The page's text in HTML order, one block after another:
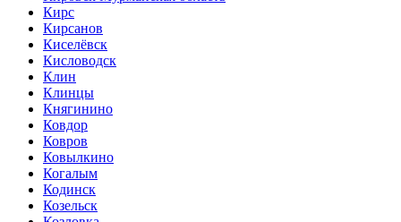
Кирс
Кирсанов
Киселёвск
Кисловодск
Клин
Клинцы
Княгинино
Ковдор
Ковров
Ковылкино
Когалым
Кодинск
Козельск